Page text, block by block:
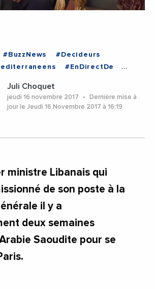
#BuzzNews
#Decideurs
#EnDirectDe
Juli Choquet
jeudi 16 novembre 2017
Dernière mise à
jour le Jeudi 16 Novembre 2017 à 16:19
ministre Libanais qui
de son poste à la
il y a
deux semaines
Saoudite pour se